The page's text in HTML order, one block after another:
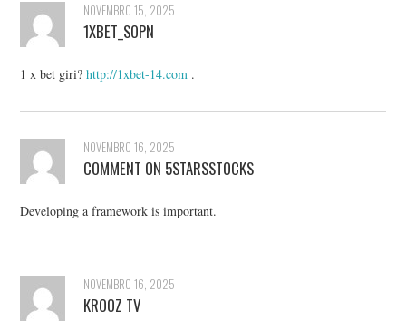
NOVEMBRO 15, 2025
1XBET_SOPN
1 x bet giri?http://1xbet-14.com .
NOVEMBRO 16, 2025
COMMENT ON 5STARSSTOCKS
Developing a framework is important.
NOVEMBRO 16, 2025
KROOZ TV